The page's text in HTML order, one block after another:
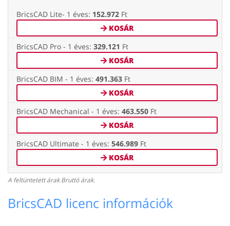
BricsCAD Lite- 1 éves: 152.972 Ft
KOSÁR
BricsCAD Pro - 1 éves: 329.121 Ft
KOSÁR
BricsCAD BIM - 1 éves: 491.363 Ft
KOSÁR
BricsCAD Mechanical - 1 éves: 463.550 Ft
KOSÁR
BricsCAD Ultimate - 1 éves: 546.989 Ft
KOSÁR
A feltüntetett árak Bruttó árak.
BricsCAD licenc információk